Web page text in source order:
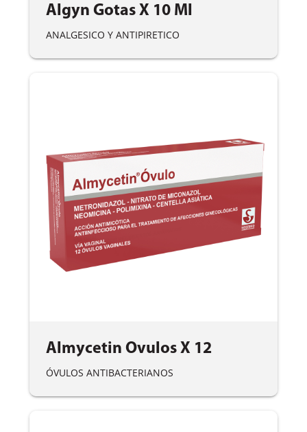
Algyn Gotas X 10 Ml
ANALGESICO Y ANTIPIRETICO
Almycetin Ovulos X 12
ÓVULOS ANTIBACTERIANOS